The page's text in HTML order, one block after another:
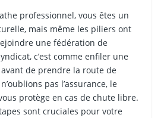
professionnel, vous êtes un
mais même les piliers ont
une fédération de
c’est comme enfiler une
de prendre la route de
pas l’assurance, le
protège en cas de chute libre.
sont cruciales pour votre